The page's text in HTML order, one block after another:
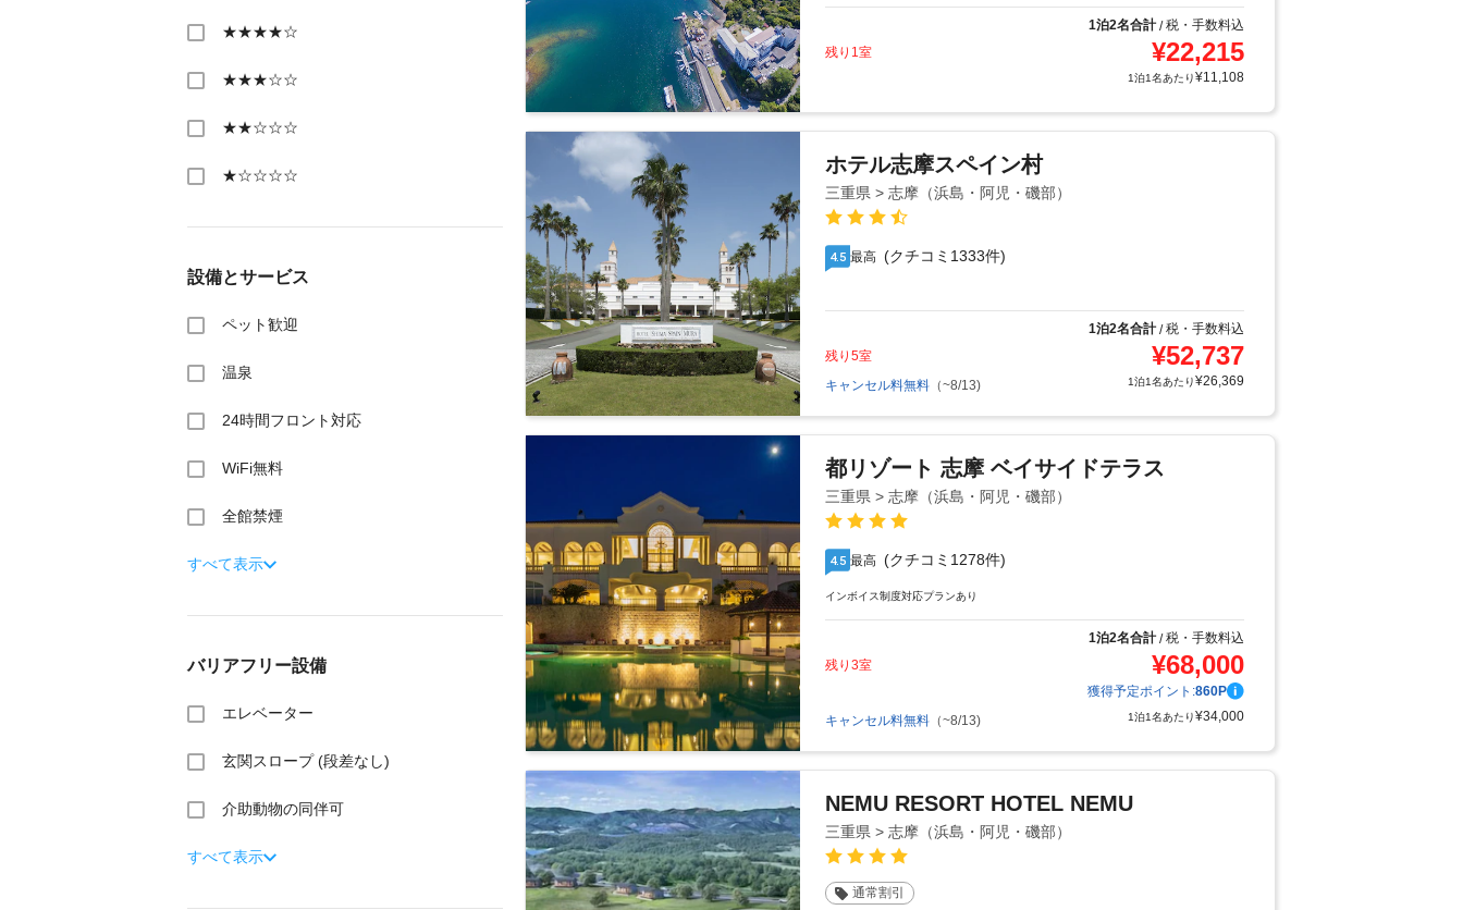
★★★★☆
★★★☆☆
★★☆☆☆
★☆☆☆☆
設備とサービス
ペット歓迎
温泉
24時間フロント対応
WiFi無料
全館禁煙
すべて表示
バリアフリー設備
エレベーター
玄関スロープ (段差なし)
介助動物の同伴可
すべて表示
1泊2名合計/税・手数料込
残り1室
¥22,215
1泊1名あたり¥11,108
ホテル志摩スペイン村
三重県 > 志摩（浜島・阿児・磯部）
4.5 最高 (クチコミ1333件)
1泊2名合計/税・手数料込
残り5室
¥52,737
キャンセル料無料 （~8/13) 1泊1名あたり¥26,369
都リゾート 志摩 ベイサイドテラス
三重県 > 志摩（浜島・阿児・磯部）
4.5 最高 (クチコミ1278件)
インボイス制度対応プランあり
1泊2名合計/税・手数料込
残り3室
¥68,000
獲得予定ポイント:860P
キャンセル料無料 （~8/13) 1泊1名あたり¥34,000
NEMU RESORT HOTEL NEMU
三重県 > 志摩（浜島・阿児・磯部）
通常割引